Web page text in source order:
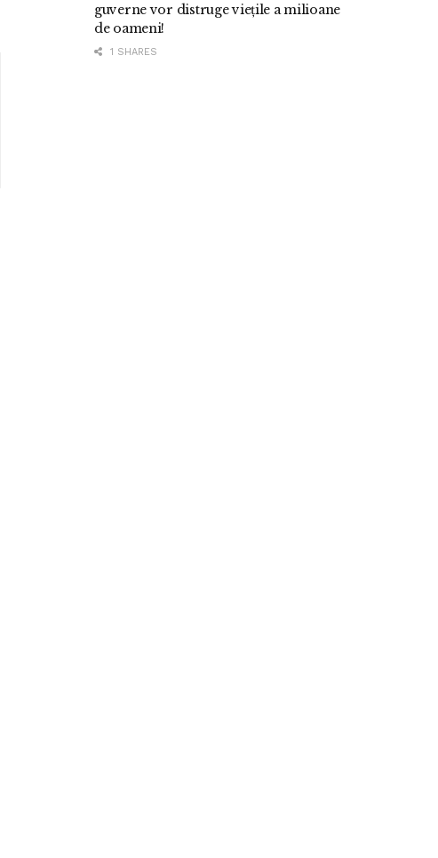
guverne vor distruge viețile a milioane
de oameni!
1 SHARES